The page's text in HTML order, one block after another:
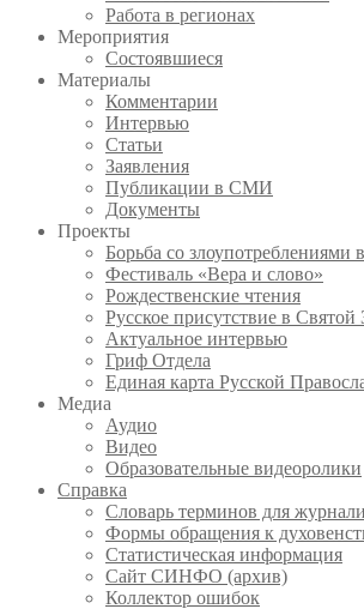
Работа в регионах
Мероприятия
Состоявшиеся
Материалы
Комментарии
Интервью
Статьи
Заявления
Публикации в СМИ
Документы
Проекты
Борьба со злоупотреблениями
Фестиваль «Вера и слово»
Рождественские чтения
Русское присутствие в Святой
Актуальное интервью
Гриф Отдела
Единая карта Русской
Медиа
Аудио
Видео
Образовательные видеоролики
Справка
Словарь терминов для
Формы обращения к
Статистическая информация
Сайт СИНФО (архив)
Коллектор ошибок